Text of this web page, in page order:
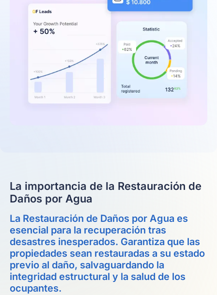
La importancia de la Restauración de
Daños por Agua
La Restauración de Daños por Agua es
esencial para la recuperación tras
desastres inesperados. Garantiza que las
propiedades sean restauradas a su estado
previo al daño, salvaguardando la
integridad estructural y la salud de los
ocupantes.